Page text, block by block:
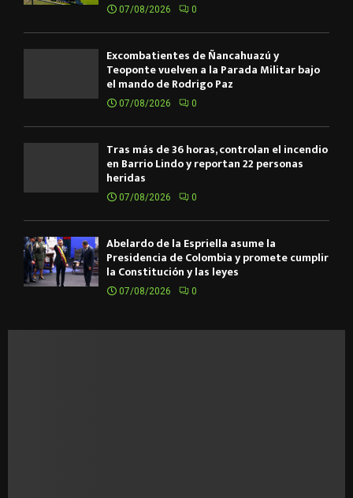
07/08/2026 0
Excombatientes de Ñancahuazú y
Teoponte vuelven a la Parada Militar bajo
el mando de Rodrigo Paz
07/08/2026 0
Tras más de 36 horas, controlan el incendio
en Barrio Lindo y reportan 22 personas
heridas
07/08/2026 0
Abelardo de la Espriella asume la
Presidencia de Colombia y promete cumplir
la Constitución y las leyes
07/08/2026 0